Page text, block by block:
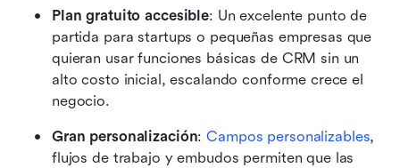
Plan gratuito accesible: Un excelente punto de
partida para startups o pequeñas empresas que
quieran usar funciones básicas de CRM sin un
alto costo inicial, escalando conforme crece el
negocio.
Gran personalización: Campos personalizables,
flujos de trabajo y embudos permiten que las